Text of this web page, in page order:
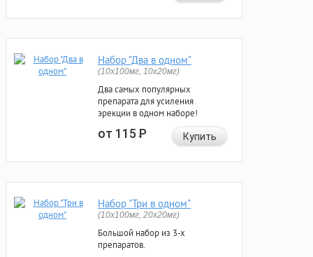
Набор "Два в одном"
(10x100мг, 10x20мг)
Два самых популярных
препарата для усиления
эрекции в одном наборе!
от 115Р Купить
Набор "Три в одном"
(10x100мг, 20x20мг)
Большой набор из 3-х
препаратов.